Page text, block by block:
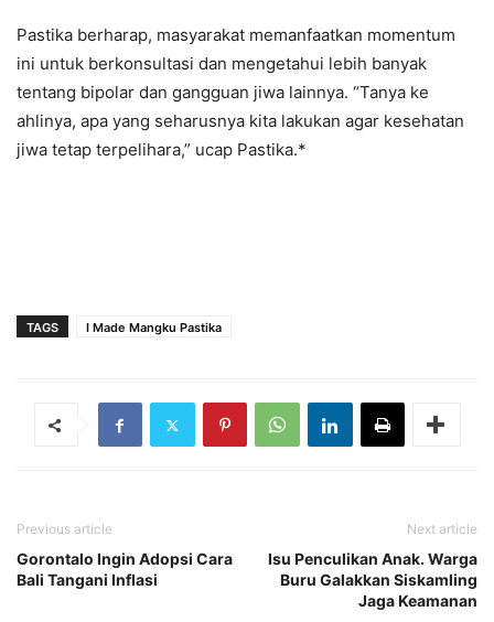
Pastika berharap, masyarakat memanfaatkan momentum
ini untuk berkonsultasi dan mengetahui lebih banyak
tentang bipolar dan gangguan jiwa lainnya. “Tanya ke
ahlinya, apa yang seharusnya kita lakukan agar kesehatan
jiwa tetap terpelihara,” ucap Pastika.*
TAGS I Made Mangku Pastika
Previous article
Gorontalo Ingin Adopsi Cara
Bali Tangani Inflasi
Next article
Isu Penculikan Anak. Warga
Buru Galakkan Siskamling
Jaga Keamanan